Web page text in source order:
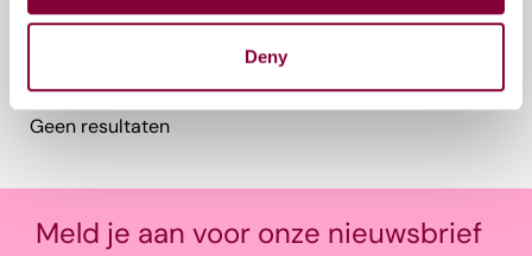
Deny
Gerelateerde events
Geen resultaten
Meld je aan voor onze nieuwsbrief